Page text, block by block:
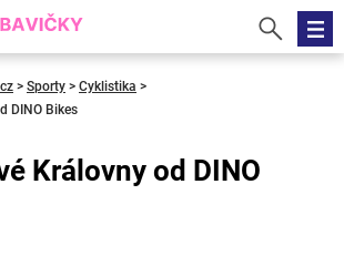
> Sporty > Cyklistika >
DINO Bikes
Královny od DINO